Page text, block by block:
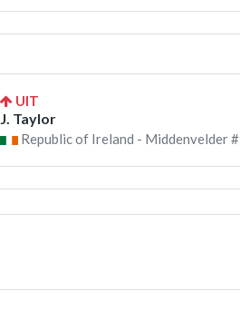
UIT
J. Taylor
Republic of Ireland - Middenvelder #